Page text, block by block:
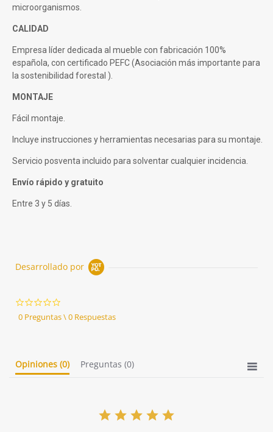
microorganismos.
CALIDAD
Empresa líder dedicada al mueble con fabricación 100%
española, con certificado PEFC (Asociación más importante para
la sostenibilidad forestal ).
MONTAJE
Fácil montaje.
Incluye instrucciones y herramientas necesarias para su montaje.
Servicio posventa incluido para solventar cualquier incidencia.
Envío rápido y gratuito
Entre 3 y 5 días.
Desarrollado por
star
rating
0 Preguntas \ 0 Respuestas
Opiniones (0) Preguntas (0)